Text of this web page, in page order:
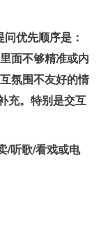
优先顺序是：
面不够精准或内
氛围不友好的情
充。特别是交互
/听歌/看戏或电